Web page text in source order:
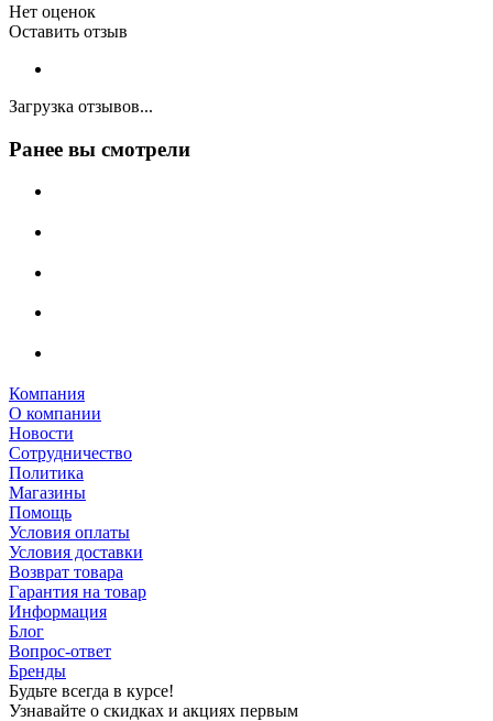
Нет оценок
Оставить отзыв
Загрузка отзывов...
Ранее вы смотрели
Компания
О компании
Новости
Сотрудничество
Политика
Магазины
Помощь
Условия оплаты
Условия доставки
Возврат товара
Гарантия на товар
Информация
Блог
Вопрос-ответ
Бренды
Будьте всегда в курсе!
Узнавайте о скидках и акциях первым